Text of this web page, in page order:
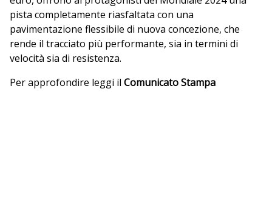
pista completamente riasfaltata con una
pavimentazione flessibile di nuova concezione, che
rende il tracciato più performante, sia in termini di
velocità sia di resistenza.
Per approfondire leggi il Comunicato Stampa